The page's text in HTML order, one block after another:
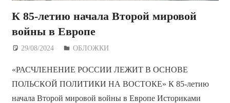
К 85-летию начала Второй мировой
войны в Европе
29/08/2024 Дежурный по Редакции
ОБЛОЖКИ
«РАСЧЛЕНЕНИЕ РОССИИ ЛЕЖИТ В ОСНОВЕ
ПОЛЬСКОЙ ПОЛИТИКИ НА ВОСТОКЕ» К 85-летию
начала Второй мировой войны в Европе Историками